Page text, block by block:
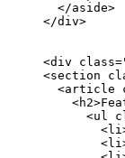
  </aside>
</div>
<div
<section
<article
<ul